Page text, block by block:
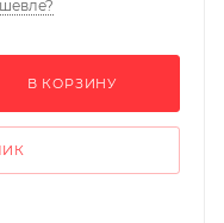
В КОРЗИНУ